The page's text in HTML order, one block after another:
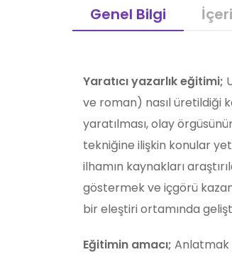
Genel Bilgi
Yaratıcı yazarlık eğitimi;
ve roman) nasıl üretildiği
yaratılması, olay
tekniğine ilişkin konular
ilhamın kaynakları
göstermek ve içgörü
bir eleştiri ortamında
Eğitimin amacı; Anlatmak